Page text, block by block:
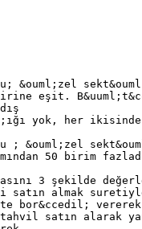
&ouml;zel
eşit.
yok, her ikisinde
; &ouml;zel
50 birim
3 şekilde
satın almak
bor&ccedil; vererek
tahvil satın alarak